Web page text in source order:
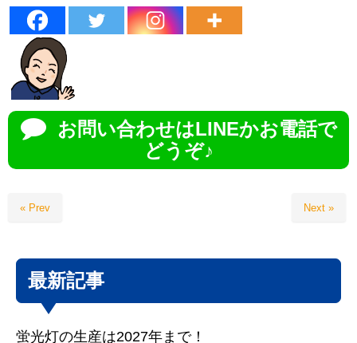
お問い合わせはLINEかお電話で
どうぞ♪
« Prev Next »
最新記事
蛍光灯の生産は2027年まで！